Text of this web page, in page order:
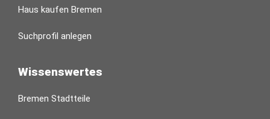
Haus kaufen Bremen
Suchprofil anlegen
Wissenswertes
Bremen Stadtteile